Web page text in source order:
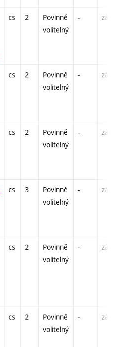
cs 2
Povinně
volitelný
- zá
cs 2
Povinně
volitelný
- zá
cs 2
Povinně
volitelný
- zá
cs 3
Povinně
volitelný
- zá,zk
cs 2
Povinně
volitelný
- zá
cs 2
Povinně
volitelný
- zá